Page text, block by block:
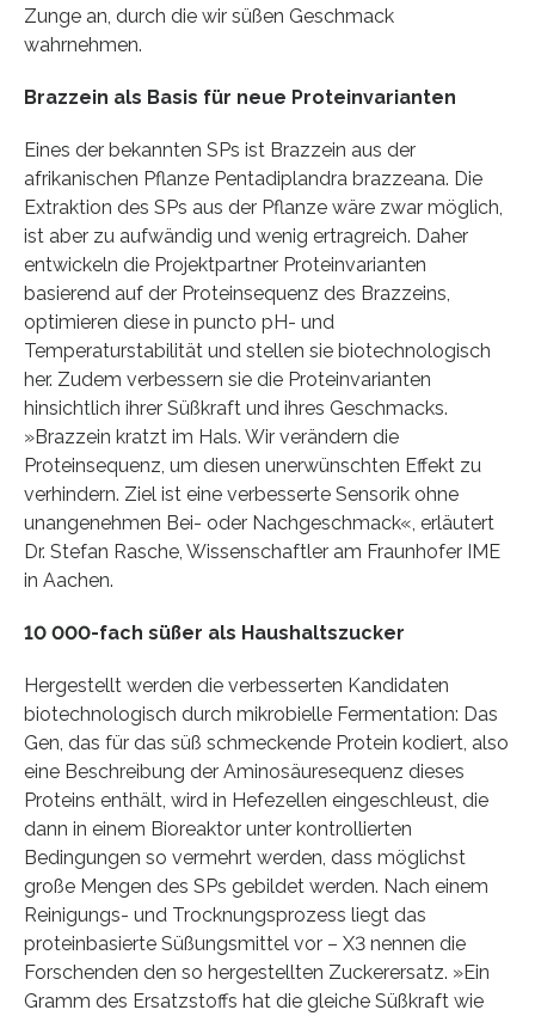
Zunge an, durch die wir süßen Geschmack
wahrnehmen.
Brazzein als Basis für neue Proteinvarianten
Eines der bekannten SPs ist Brazzein aus der
afrikanischen Pflanze Pentadiplandra brazzeana. Die
Extraktion des SPs aus der Pflanze wäre zwar möglich,
ist aber zu aufwändig und wenig ertragreich. Daher
entwickeln die Projektpartner Proteinvarianten
basierend auf der Proteinsequenz des Brazzeins,
optimieren diese in puncto pH- und
Temperaturstabilität und stellen sie biotechnologisch
her. Zudem verbessern sie die Proteinvarianten
hinsichtlich ihrer Süßkraft und ihres Geschmacks.
»Brazzein kratzt im Hals. Wir verändern die
Proteinsequenz, um diesen unerwünschten Effekt zu
verhindern. Ziel ist eine verbesserte Sensorik ohne
unangenehmen Bei- oder Nachgeschmack«, erläutert
Dr. Stefan Rasche, Wissenschaftler am Fraunhofer IME
in Aachen.
10 000-fach süßer als Haushaltszucker
Hergestellt werden die verbesserten Kandidaten
biotechnologisch durch mikrobielle Fermentation: Das
Gen, das für das süß schmeckende Protein kodiert, also
eine Beschreibung der Aminosäuresequenz dieses
Proteins enthält, wird in Hefezellen eingeschleust, die
dann in einem Bioreaktor unter kontrollierten
Bedingungen so vermehrt werden, dass möglichst
große Mengen des SPs gebildet werden. Nach einem
Reinigungs- und Trocknungsprozess liegt das
proteinbasierte Süßungsmittel vor – X3 nennen die
Forschenden den so hergestellten Zuckerersatz. »Ein
Gramm des Ersatzstoffs hat die gleiche Süßkraft wie